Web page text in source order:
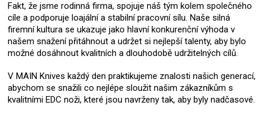
Fakt, že jsme rodinná firma, spojuje náš tým kolem společného
cíle a podporuje loajální a stabilní pracovní sílu. Naše silná
firemní kultura se ukazuje jako hlavní konkurenční výhoda v
našem snažení přitáhnout a udržet si nejlepší talenty, aby bylo
možné dosáhnout kvalitních a dlouhodobě udržitelných cílů.
V MAIN Knives každý den praktikujeme znalosti našich generací,
abychom se snažili co nejlépe sloužit našim zákazníkům s
kvalitními EDC noži, které jsou navrženy tak, aby byly nadčasové.